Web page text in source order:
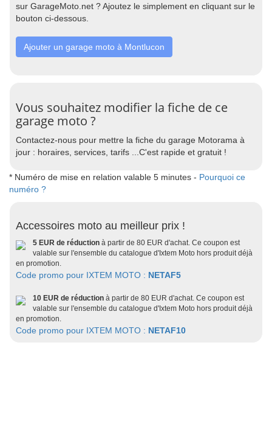
sur GarageMoto.net ? Ajoutez le simplement en cliquant sur le
bouton ci-dessous.
Ajouter un garage moto à Montlucon
Vous souhaitez modifier la fiche de ce
garage moto ?
Contactez-nous pour mettre la fiche du garage Motorama à
jour : horaires, services, tarifs ...C'est rapide et gratuit !
* Numéro de mise en relation valable 5 minutes - Pourquoi ce
numéro ?
Accessoires moto au meilleur prix !
5 EUR de réduction à partir de 80 EUR d'achat. Ce coupon est
valable sur l'ensemble du catalogue d'Ixtem Moto hors produit déjà
en promotion.
Code promo pour IXTEM MOTO : NETAF5
10 EUR de réduction à partir de 80 EUR d'achat. Ce coupon est
valable sur l'ensemble du catalogue d'Ixtem Moto hors produit déjà
en promotion.
Code promo pour IXTEM MOTO : NETAF10